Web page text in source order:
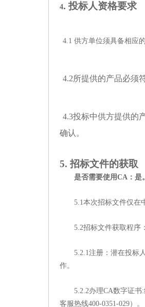
4. 投标人资格要求
4.1 供方单位须具备相应
4.2所提供的产品必须
4.3投标中供方提供的
确认。
5. 招标文件的获取
是否需要使用CA：是。
5.1本次招标文件仅在
5.2招标文件获取程序：
5.2.1注册：潜在投标
作。
5.2.2办理CA数字证
客服热线400-0351-029）。